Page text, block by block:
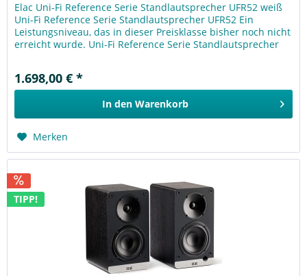
Elac Uni-Fi Reference Serie Standlautsprecher UFR52 weiß
Uni-Fi Reference Serie Standlautsprecher UFR52 Ein
Leistungsniveau, das in dieser Preisklasse bisher noch nicht
erreicht wurde. Uni-Fi Reference Serie Standlautsprecher
1.698,00 € *
In den Warenkorb
Merken
TIPP!